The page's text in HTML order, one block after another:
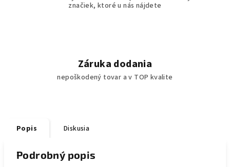
značiek, ktoré u nás nájdete
Záruka dodania
nepoškodený tovar a v TOP kvalite
Popis Diskusia
Podrobný popis